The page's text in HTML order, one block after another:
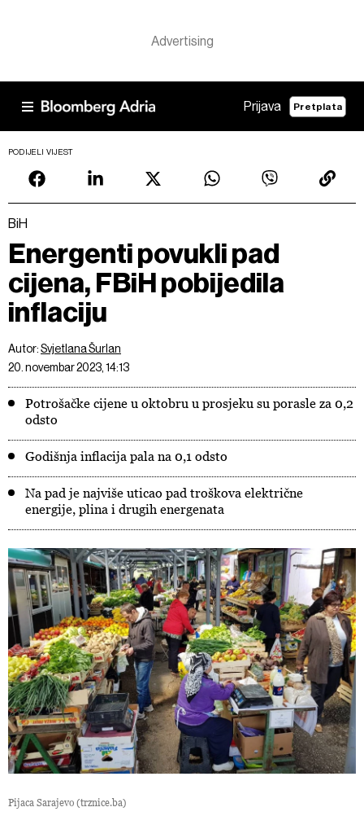
Prijava Pretplata
PODIJELI VIJEST
BiH
Energenti povukli pad
cijena, FBiH pobijedila
inflaciju
Autor:Svjetlana Šurlan
20. novembar 2023, 14:13
Potrošačke cijene u oktobru u prosjeku su porasle za 0,2
odsto
Godišnja inflacija pala na 0,1 odsto
Na pad je najviše uticao pad troškova električne
energije, plina i drugih energenata
Pijaca Sarajevo (trznice.ba)